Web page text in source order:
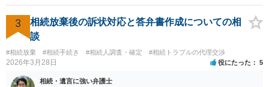
3
相続放棄後の訴状対応と答弁書作成についての相
談
#相続放棄 #相続手続き #相続人調査・確定 #相続トラブルの代理交渉
2026年3月28日 役にたった 5
相続・遺言に強い弁護士